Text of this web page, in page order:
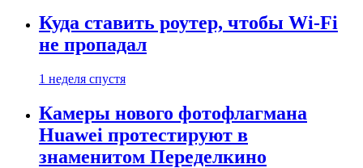
Куда ставить роутер, чтобы Wi-Fi
не пропадал
1 неделя спустя
Камеры нового фотофлагмана
Huawei протестируют в
знаменитом Переделкино